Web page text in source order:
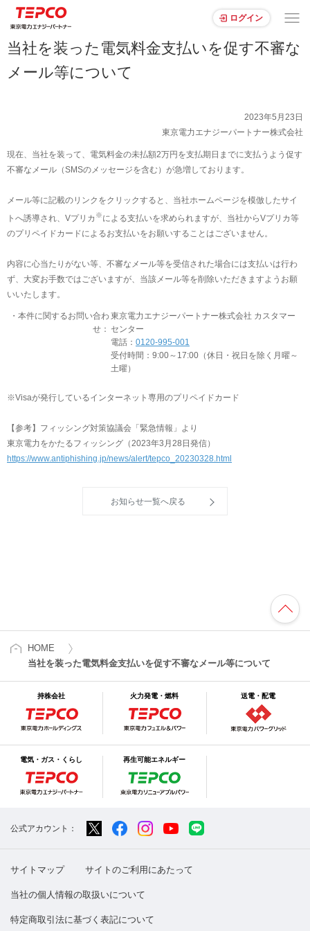
ログイン
当社を装った電気料金支払いを促す不審な
メール等について
2023年5月23日
東京電力エナジーパートナー株式会社
現在、当社を装って、電気料金の未払額2万円を支払期日までに支払うよう促す
不審なメール（SMSのメッセージを含む）が急増しております。
メール等に記載のリンクをクリックすると、当社ホームページを模倣したサイ
トへ誘導され、Vプリカ ※による支払いを求められますが、当社からVプリカ等
のプリペイドカードによるお支払いをお願いすることはございません。
内容に心当たりがない等、不審なメール等を受信された場合には支払いは行わ
ず、大変お手数ではございますが、当該メール等を削除いただきますようお願
いいたします。
・本件に関するお問い合わ
せ：
東京電力エナジーパートナー株式会社 カスタマー
センター
電話： 0120-995-001
受付時間：9:00～17:00（休日・祝日を除く月曜～
土曜）
※Visaが発行しているインターネット専用のプリペイドカード
【参考】フィッシング対策協議会「緊急情報」より
東京電力をかたるフィッシング（2023年3月28日発信）
https://www.antiphishing.jp/news/alert/tepco_20230328.html
お知らせ一覧へ戻る
HOME
当社を装った電気料金支払いを促す不審なメール等について
持株会社 火力発電・燃料 送電・配電
電気・ガス・くらし 再生可能エネルギー
公式アカウント：
サイトマップ サイトのご利用にあたって
当社の個人情報の取扱いについて
特定商取引法に基づく表記について